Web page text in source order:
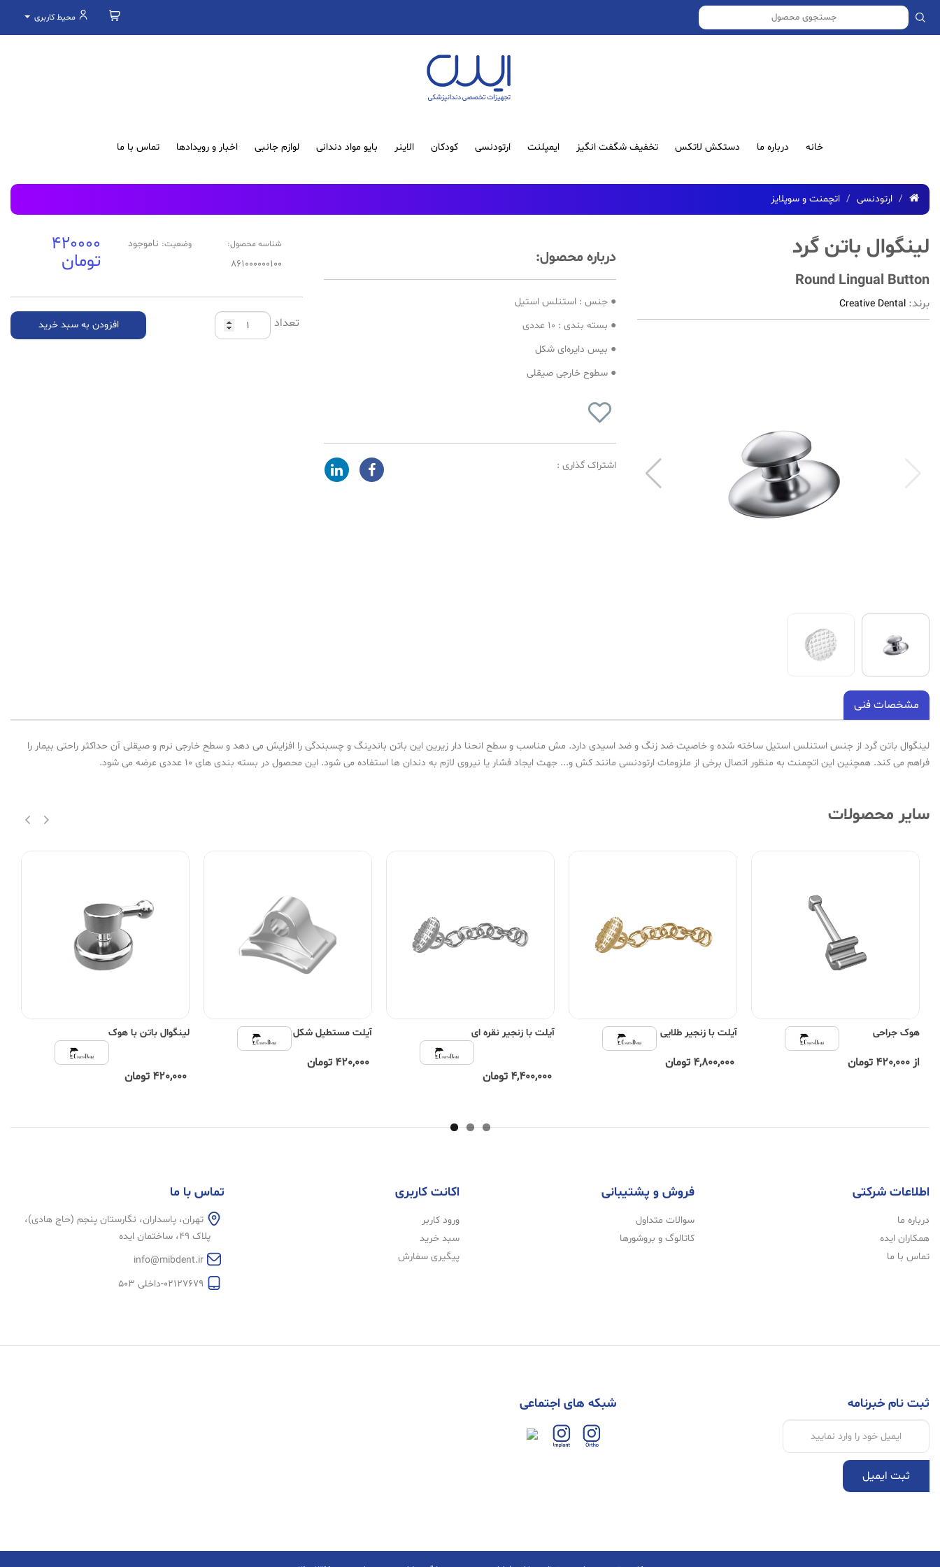
محیط کاربری
خانه درباره ما دستکش لاتکس تخفیف شگفت انگیز ایمپلنت ارتودنسی کودکان الاینر بایو مواد دندانی لوازم جانبی اخبار و رویدادها تماس با ما
ارتودنسی اتچمنت و سوپلایز
لینگوال باتن گرد
Round Lingual Button
برند: Creative Dental
درباره محصول:
● جنس : استنلس استیل
● بسته بندی : 10 عددی
● بیس دایره‌ای شکل
● سطوح خارجی صیقلی
اشتراک گذاری :
شناسه محصول:
861000000100
وضعیت: ناموجود 420000
تومان
تعداد افزودن به سبد خرید
مشخصات فنی
لینگوال باتن گرد از جنس استنلس استیل ساخته شده و خاصیت ضد زنگ و ضد اسیدی دارد. مش مناسب و سطح انحنا دار زیرین این باتن باندینگ و چسبندگی را افزایش می دهد و سطح خارجی نرم و صیقلی آن حداکثر راحتی بیمار را
فراهم می کند. همچنین این اتچمنت به منظور اتصال برخی از ملزومات ارتودنسی مانند کش و... جهت ایجاد فشار یا نیروی لازم به دندان ها استفاده می شود. این محصول در بسته بندی های 10 عددی عرضه می شود.
سایر محصولات
لینگوال باتن با هوک آیلت مستطیل شکل آیلت با زنجیر نقره ای آیلت با زنجیر طلایی هوک جراحی
از 420,000 تومان
اطلاعات شرکتی
درباره ما
همکاران ایده
تماس با ما
فروش و پشتیبانی
سوالات متداول
کاتالوگ و بروشورها
اکانت کاربری
ورود کاربر
سبد خرید
پیگیری سفارش
تماس با ما
تهران، پاسداران، نگارستان پنجم (حاج هادی)،
پلاک 49، ساختمان ایده
info@mibdent.ir
02127679-داخلی 503
ثبت نام خبرنامه
ثبت ایمیل
شبکه های اجتماعی